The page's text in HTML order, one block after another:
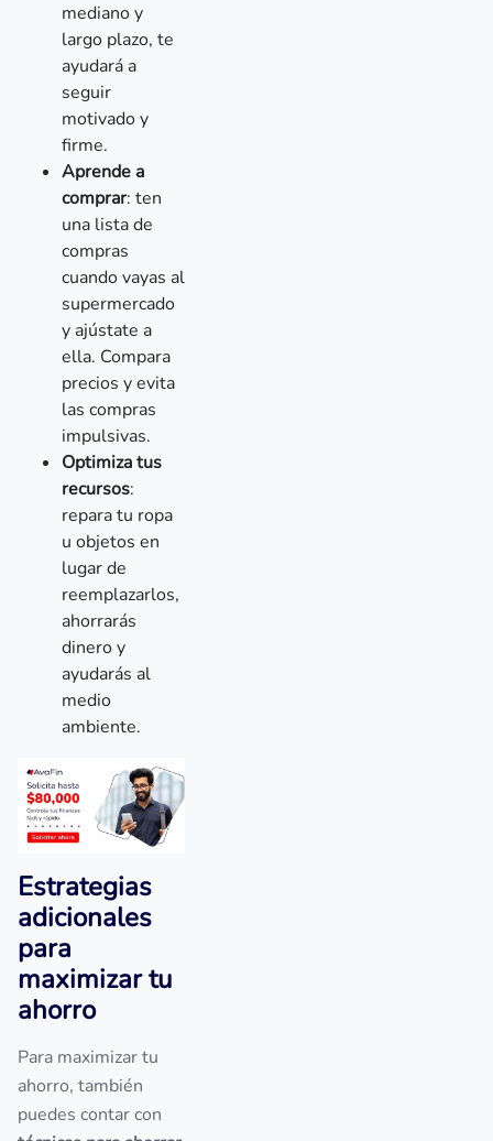
mediano y
largo plazo, te
ayudará a
seguir
motivado y
firme.
Aprende a
comprar: ten
una lista de
compras
cuando vayas al
supermercado
y ajústate a
ella. Compara
precios y evita
las compras
impulsivas.
Optimiza tus
recursos:
repara tu ropa
u objetos en
lugar de
reemplazarlos,
ahorrarás
dinero y
ayudarás al
medio
ambiente.
Estrategias
adicionales
para
maximizar tu
ahorro
Para maximizar tu
ahorro, también
puedes contar con